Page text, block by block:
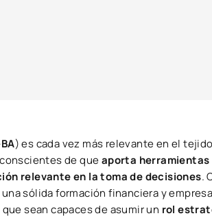
BA) es cada vez más relevante en el
de queaporta
relevante en la toma de decisiones.
sólida formación financiera y
sean capaces de asumir un rol